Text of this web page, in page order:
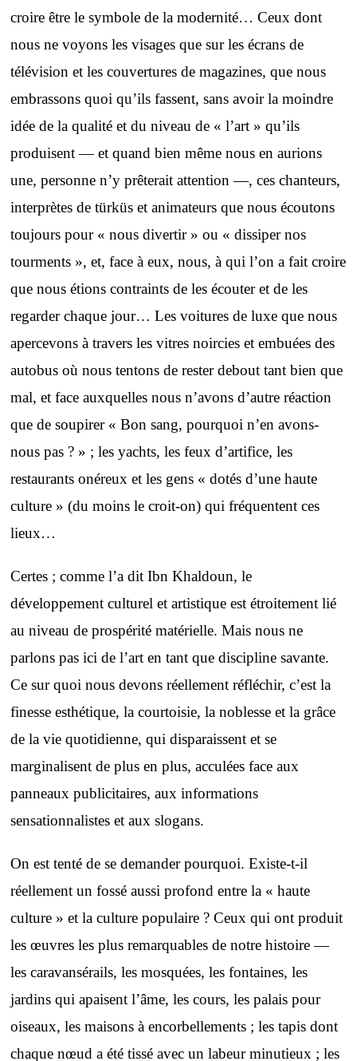
croire être le symbole de la modernité… Ceux dont
nous ne voyons les visages que sur les écrans de
télévision et les couvertures de magazines, que nous
embrassons quoi qu’ils fassent, sans avoir la moindre
idée de la qualité et du niveau de « l’art » qu’ils
produisent — et quand bien même nous en aurions
une, personne n’y prêterait attention —, ces chanteurs,
interprètes de türküs et animateurs que nous écoutons
toujours pour « nous divertir » ou « dissiper nos
tourments », et, face à eux, nous, à qui l’on a fait croire
que nous étions contraints de les écouter et de les
regarder chaque jour… Les voitures de luxe que nous
apercevons à travers les vitres noircies et embuées des
autobus où nous tentons de rester debout tant bien que
mal, et face auxquelles nous n’avons d’autre réaction
que de soupirer « Bon sang, pourquoi n’en avons-
nous pas ? » ; les yachts, les feux d’artifice, les
restaurants onéreux et les gens « dotés d’une haute
culture » (du moins le croit-on) qui fréquentent ces
lieux…
Certes ; comme l’a dit Ibn Khaldoun, le
développement culturel et artistique est étroitement lié
au niveau de prospérité matérielle. Mais nous ne
parlons pas ici de l’art en tant que discipline savante.
Ce sur quoi nous devons réellement réfléchir, c’est la
finesse esthétique, la courtoisie, la noblesse et la grâce
de la vie quotidienne, qui disparaissent et se
marginalisent de plus en plus, acculées face aux
panneaux publicitaires, aux informations
sensationnalistes et aux slogans.
On est tenté de se demander pourquoi. Existe-t-il
réellement un fossé aussi profond entre la « haute
culture » et la culture populaire ? Ceux qui ont produit
les œuvres les plus remarquables de notre histoire —
les caravansérails, les mosquées, les fontaines, les
jardins qui apaisent l’âme, les cours, les palais pour
oiseaux, les maisons à encorbellements ; les tapis dont
chaque nœud a été tissé avec un labeur minutieux ; les